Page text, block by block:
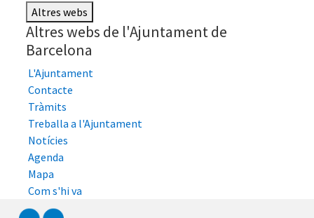
Altres webs
Altres webs de l'Ajuntament de
Barcelona
L'Ajuntament
Contacte
Tràmits
Treballa a l'Ajuntament
Notícies
Agenda
Mapa
Com s'hi va